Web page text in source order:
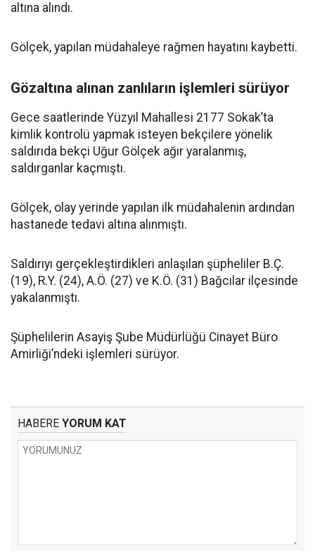
altına alındı.
Gölçek, yapılan müdahaleye rağmen hayatını kaybetti.
Gözaltına alınan zanlıların işlemleri sürüyor
Gece saatlerinde Yüzyıl Mahallesi 2177 Sokak’ta
kimlik kontrolü yapmak isteyen bekçilere yönelik
saldırıda bekçi Uğur Gölçek ağır yaralanmış,
saldırganlar kaçmıştı.
Gölçek, olay yerinde yapılan ilk müdahalenin ardından
hastanede tedavi altına alınmıştı.
Saldırıyı gerçekleştirdikleri anlaşılan şüpheliler B.Ç.
(19), R.Y. (24), A.Ö. (27) ve K.Ö. (31) Bağcılar ilçesinde
yakalanmıştı.
Şüphelilerin Asayiş Şube Müdürlüğü Cinayet Büro
Amirliği’ndeki işlemleri sürüyor.
HABERE YORUM KAT